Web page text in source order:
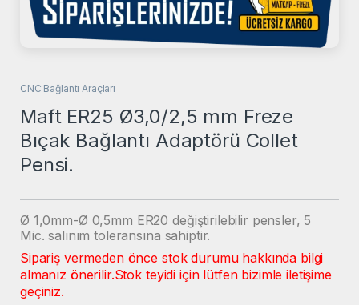
CNC Bağlantı Araçları
Maft ER25 Ø3,0/2,5 mm Freze
Bıçak Bağlantı Adaptörü Collet
Pensi.
Ø 1,0mm-Ø 0,5mm ER20 değiştirilebilir pensler, 5
Mic. salınım toleransına sahiptir.
Sipariş vermeden önce stok durumu hakkında bilgi
almanız önerilir.Stok teyidi için lütfen bizimle iletişime
geçiniz.